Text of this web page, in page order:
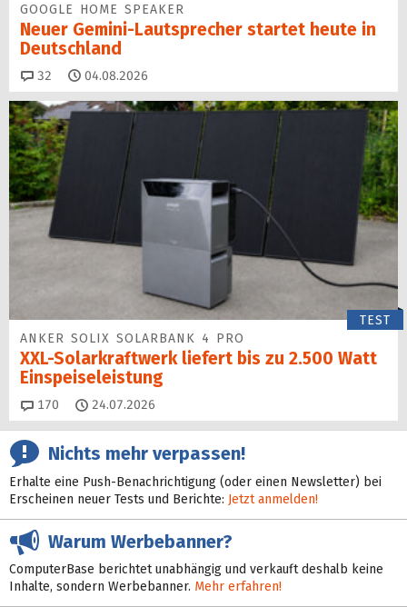
GOOGLE HOME SPEAKER
Neuer Gemini-Laut­spre­cher startet heu­te in
Deutschland
32 Kommentare
04.08.2026
TEST
ANKER SOLIX SOLARBANK 4 PRO
XXL-Solarkraftwerk liefert bis zu 2.500 Watt
Einspeise­leistung
170 Kommentare
24.07.2026
Nichts mehr verpassen!
Erhalte eine Push-Benachrichtigung (oder einen Newsletter) bei
Erscheinen neuer Tests und Berichte: Jetzt anmelden!
Warum Werbebanner?
ComputerBase berichtet unabhängig und verkauft deshalb keine
Inhalte, sondern Werbebanner. Mehr erfahren!